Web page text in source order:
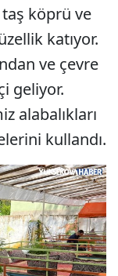
taş köprü ve
katıyor.
ve çevre
geliyor.
alabalıkları
kullandı.